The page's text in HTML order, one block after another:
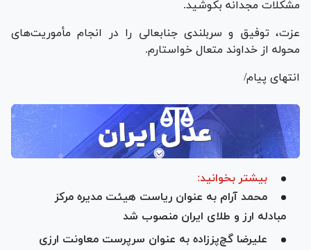
مشکلات مجدانه بکوشید.
عزت، توفیق و سربلندی جنابعالی را در انجام مأموریت‌های
محوله از خداوند متعال خواستارم.
انتهای پیام/
بیشتر بخوانید:
محمد آرام به عنوان ریاست هیئت مدیره مرکز
مبادله ارز و طلای ایران منصوب شد
علیرضا گچ‌پززاده به عنوان سرپرست معاونت ارزی